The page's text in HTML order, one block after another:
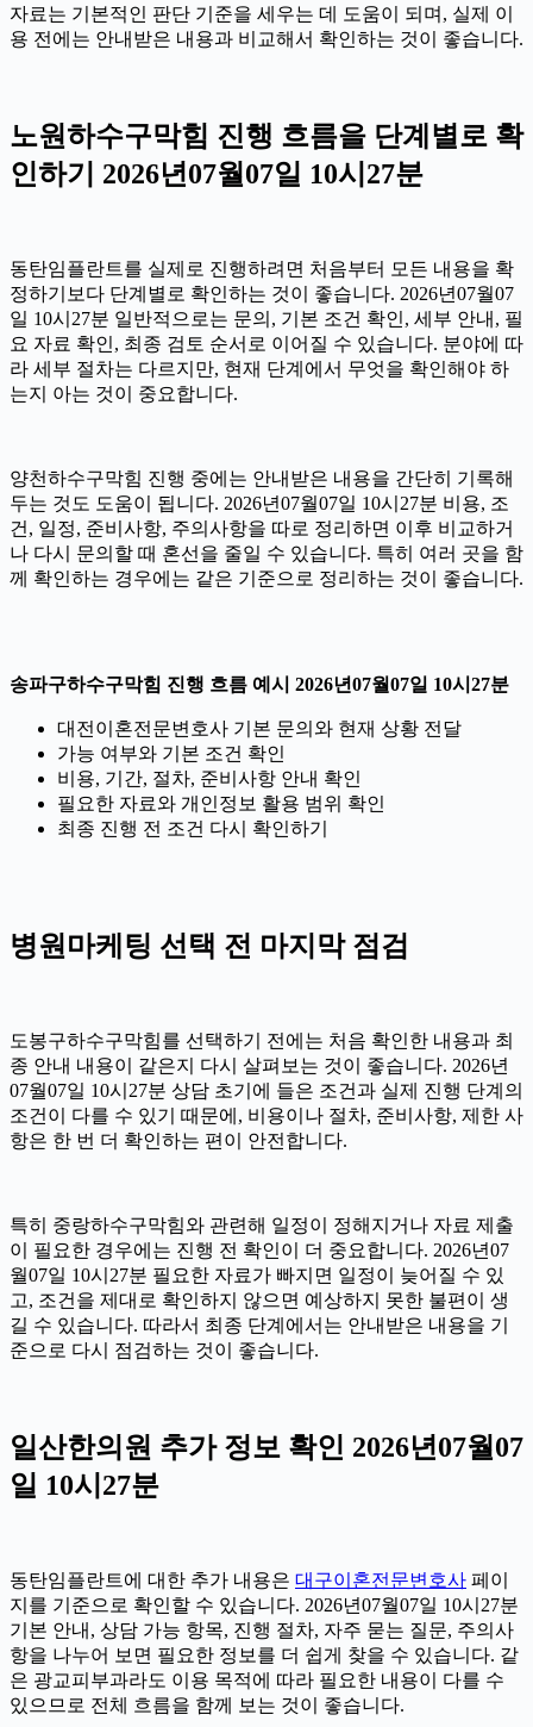
자료는 기본적인 판단 기준을 세우는 데 도움이 되며, 실제 이
용 전에는 안내받은 내용과 비교해서 확인하는 것이 좋습니다.
노원하수구막힘 진행 흐름을 단계별로 확
인하기 2026년07월07일 10시27분
동탄임플란트를 실제로 진행하려면 처음부터 모든 내용을 확
정하기보다 단계별로 확인하는 것이 좋습니다. 2026년07월07
일 10시27분 일반적으로는 문의, 기본 조건 확인, 세부 안내, 필
요 자료 확인, 최종 검토 순서로 이어질 수 있습니다. 분야에 따
라 세부 절차는 다르지만, 현재 단계에서 무엇을 확인해야 하
는지 아는 것이 중요합니다.
양천하수구막힘 진행 중에는 안내받은 내용을 간단히 기록해
두는 것도 도움이 됩니다. 2026년07월07일 10시27분 비용, 조
건, 일정, 준비사항, 주의사항을 따로 정리하면 이후 비교하거
나 다시 문의할 때 혼선을 줄일 수 있습니다. 특히 여러 곳을 함
께 확인하는 경우에는 같은 기준으로 정리하는 것이 좋습니다.
송파구하수구막힘 진행 흐름 예시 2026년07월07일 10시27분
대전이혼전문변호사 기본 문의와 현재 상황 전달
가능 여부와 기본 조건 확인
비용, 기간, 절차, 준비사항 안내 확인
필요한 자료와 개인정보 활용 범위 확인
최종 진행 전 조건 다시 확인하기
병원마케팅 선택 전 마지막 점검
도봉구하수구막힘를 선택하기 전에는 처음 확인한 내용과 최
종 안내 내용이 같은지 다시 살펴보는 것이 좋습니다. 2026년
07월07일 10시27분 상담 초기에 들은 조건과 실제 진행 단계의
조건이 다를 수 있기 때문에, 비용이나 절차, 준비사항, 제한 사
항은 한 번 더 확인하는 편이 안전합니다.
특히 중랑하수구막힘와 관련해 일정이 정해지거나 자료 제출
이 필요한 경우에는 진행 전 확인이 더 중요합니다. 2026년07
월07일 10시27분 필요한 자료가 빠지면 일정이 늦어질 수 있
고, 조건을 제대로 확인하지 않으면 예상하지 못한 불편이 생
길 수 있습니다. 따라서 최종 단계에서는 안내받은 내용을 기
준으로 다시 점검하는 것이 좋습니다.
일산한의원 추가 정보 확인 2026년07월07
일 10시27분
동탄임플란트에 대한 추가 내용은 대구이혼전문변호사 페이
지를 기준으로 확인할 수 있습니다. 2026년07월07일 10시27분
기본 안내, 상담 가능 항목, 진행 절차, 자주 묻는 질문, 주의사
항을 나누어 보면 필요한 정보를 더 쉽게 찾을 수 있습니다. 같
은 광교피부과라도 이용 목적에 따라 필요한 내용이 다를 수
있으므로 전체 흐름을 함께 보는 것이 좋습니다.